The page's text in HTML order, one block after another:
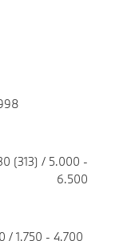
(313) / 5.000 -
6.500
/ 1.750 - 4.700